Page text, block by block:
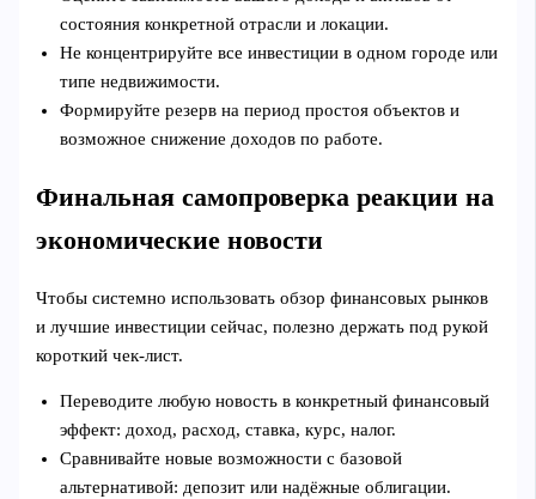
состояния конкретной отрасли и локации.
Не концентрируйте все инвестиции в одном городе или
типе недвижимости.
Формируйте резерв на период простоя объектов и
возможное снижение доходов по работе.
Финальная самопроверка реакции на
экономические новости
Чтобы системно использовать обзор финансовых рынков
и лучшие инвестиции сейчас, полезно держать под рукой
короткий чек‑лист.
Переводите любую новость в конкретный финансовый
эффект: доход, расход, ставка, курс, налог.
Сравнивайте новые возможности с базовой
альтернативой: депозит или надёжные облигации.